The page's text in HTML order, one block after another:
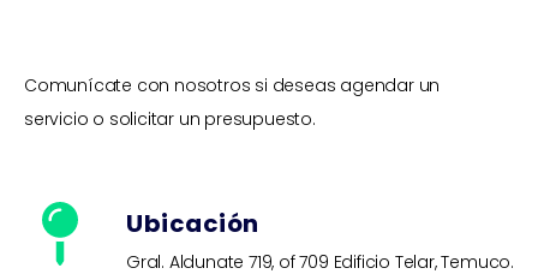
Comunícate con nosotros si deseas agendar un
servicio o solicitar un presupuesto.
Ubicación
Gral. Aldunate 719, of 709 Edificio Telar, Temuco.